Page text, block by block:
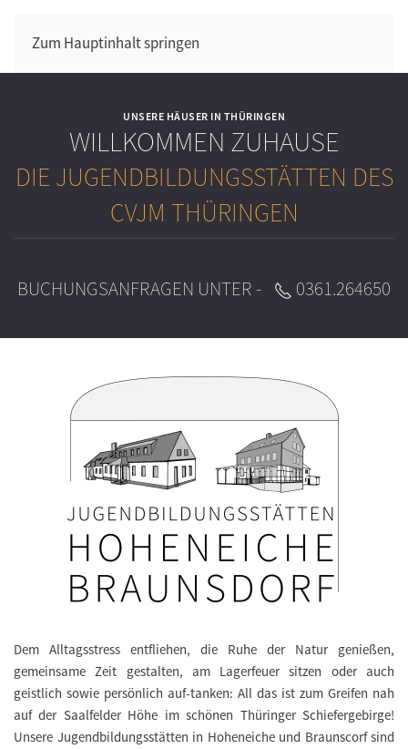
Zum Hauptinhalt springen
UNSERE HÄUSER IN THÜRINGEN
WILLKOMMEN ZUHAUSE
DIE JUGENDBILDUNGSSTÄTTEN DES
CVJM THÜRINGEN
BUCHUNGSANFRAGEN UNTER - 0361.264650
Dem Alltagsstress entfliehen, die Ruhe der Natur genießen,
gemeinsame Zeit gestalten, am Lagerfeuer sitzen oder auch
geistlich sowie persönlich auf-tanken: All das ist zum Greifen nah
auf der Saalfelder Höhe im schönen Thüringer Schiefergebirge!
Unsere Jugendbildungsstätten in Hoheneiche und Braunscorf sind